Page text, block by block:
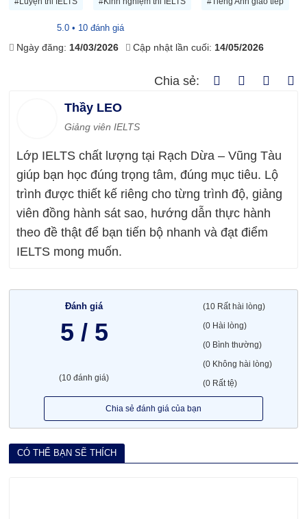
5.0 • 10 đánh giá
Ngày đăng: 14/03/2026 Cập nhật lần cuối: 14/05/2026
Chia sẻ:
Thầy LEO
Giảng viên IELTS
Lớp IELTS chất lượng tại Rạch Dừa – Vũng Tàu
giúp bạn học đúng trọng tâm, đúng mục tiêu. Lộ
trình được thiết kế riêng cho từng trình độ, giảng
viên đồng hành sát sao, hướng dẫn thực hành
theo đề thật để bạn tiến bộ nhanh và đạt điểm
IELTS mong muốn.
Đánh giá
5 / 5
(10 đánh giá)
(10 Rất hài lòng)
(0 Hài lòng)
(0 Bình thường)
(0 Không hài lòng)
(0 Rất tệ)
Chia sẻ đánh giá của bạn
CÓ THỂ BẠN SẼ THÍCH